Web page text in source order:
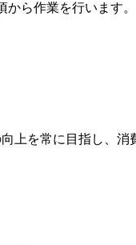
から作業を行います
上を常に目指し、